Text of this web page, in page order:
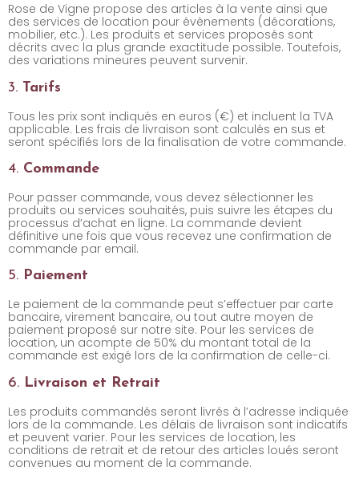
Rose de Vigne propose des articles à la vente ainsi que
des services de location pour évènements (décorations,
mobilier, etc.). Les produits et services proposés sont
décrits avec la plus grande exactitude possible. Toutefois,
des variations mineures peuvent survenir.
3. Tarifs
Tous les prix sont indiqués en euros (€) et incluent la TVA
applicable. Les frais de livraison sont calculés en sus et
seront spécifiés lors de la finalisation de votre commande.
4. Commande
Pour passer commande, vous devez sélectionner les
produits ou services souhaités, puis suivre les étapes du
processus d’achat en ligne. La commande devient
définitive une fois que vous recevez une confirmation de
commande par email.
5. Paiement
Le paiement de la commande peut s’effectuer par carte
bancaire, virement bancaire, ou tout autre moyen de
paiement proposé sur notre site. Pour les services de
location, un acompte de 50% du montant total de la
commande est exigé lors de la confirmation de celle-ci.
6. Livraison et Retrait
Les produits commandés seront livrés à l’adresse indiquée
lors de la commande. Les délais de livraison sont indicatifs
et peuvent varier. Pour les services de location, les
conditions de retrait et de retour des articles loués seront
convenues au moment de la commande.